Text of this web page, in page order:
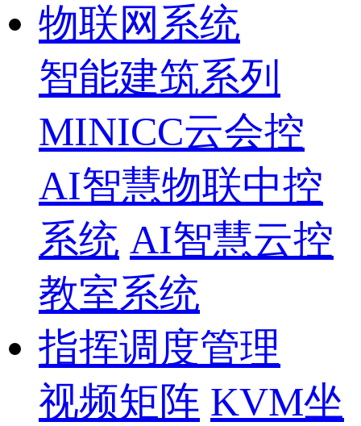
物联网系统
智能建筑系列
MINICC云会控
AI智慧物联中控
系统 AI智慧云控
教室系统
指挥调度管理
视频矩阵 KVM坐